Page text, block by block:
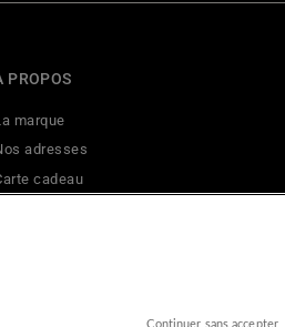
PROPOS
marque
adresses
cadeau
Continuer sans accepter